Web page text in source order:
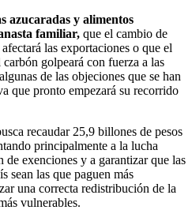
azucaradas y alimentos
familiar, que el cambio de
las exportaciones o que el
golpeará con fuerza a las
de las objeciones que se han
que pronto empezará su recorrido
recaudar 25,9 billones de pesos
principalmente a la lucha
exenciones y a garantizar que las
sean las que paguen más
una correcta redistribución de la
vulnerables.